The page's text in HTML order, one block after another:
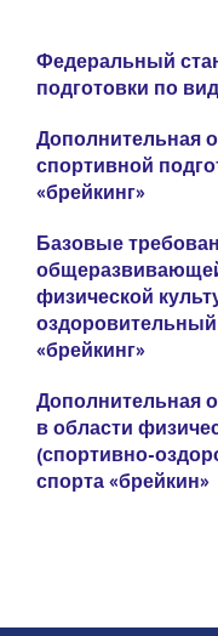
Федеральный
подготовки по
Дополнительная
спортивной
«брейкинг»
Базовые
физической
оздоровительный
«брейкинг»
Дополнительная
в области
(спортивно-
спорта «брейкин»